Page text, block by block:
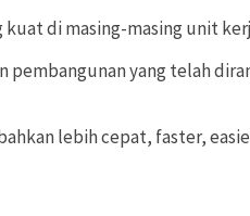
di masing-masing unit
yang telah
lebih cepat, faster,